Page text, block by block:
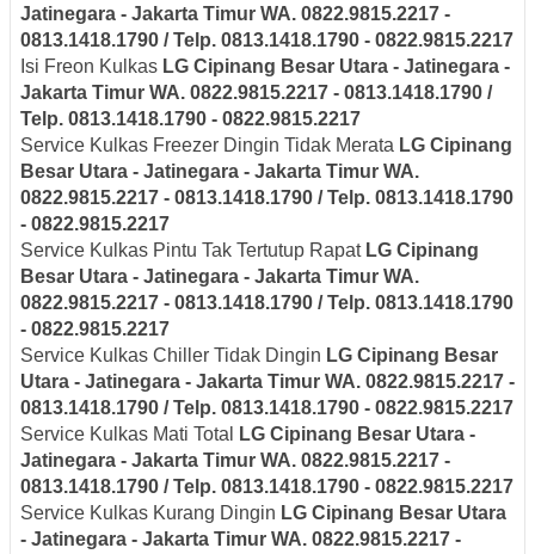
Jatinegara - Jakarta Timur WA. 0822.9815.2217 -
0813.1418.1790 / Telp. 0813.1418.1790 - 0822.9815.2217
Isi Freon Kulkas LG Cipinang Besar Utara - Jatinegara -
Jakarta Timur WA. 0822.9815.2217 - 0813.1418.1790 /
Telp. 0813.1418.1790 - 0822.9815.2217
Service Kulkas Freezer Dingin Tidak Merata LG Cipinang
Besar Utara - Jatinegara - Jakarta Timur WA.
0822.9815.2217 - 0813.1418.1790 / Telp. 0813.1418.1790
- 0822.9815.2217
Service Kulkas Pintu Tak Tertutup Rapat LG Cipinang
Besar Utara - Jatinegara - Jakarta Timur WA.
0822.9815.2217 - 0813.1418.1790 / Telp. 0813.1418.1790
- 0822.9815.2217
Service Kulkas Chiller Tidak Dingin LG Cipinang Besar
Utara - Jatinegara - Jakarta Timur WA. 0822.9815.2217 -
0813.1418.1790 / Telp. 0813.1418.1790 - 0822.9815.2217
Service Kulkas Mati Total
LG Cipinang Besar Utara -
Jatinegara - Jakarta Timur WA. 0822.9815.2217 -
0813.1418.1790 / Telp. 0813.1418.1790 - 0822.9815.2217
Service Kulkas Kurang Dingin LG Cipinang Besar Utara
- Jatinegara - Jakarta Timur WA. 0822.9815.2217 -